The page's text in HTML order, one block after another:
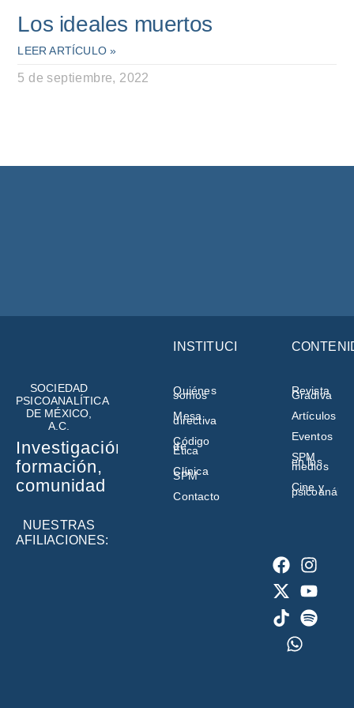
Los ideales muertos
LEER ARTÍCULO »
5 de septiembre, 2022
SOCIEDAD
PSICOANALÍTICA
DE MÉXICO,
A.C.
Investigación,
formación,
comunidad
NUESTRAS
AFILIACIONES:
INSTITUCIÓN
Quiénes
somos
Mesa
directiva
Código
de
Ética
Clínica
SPM
Contacto
Revista
Gradiva
Artículos
Eventos
SPM
en los
medios
Cine y